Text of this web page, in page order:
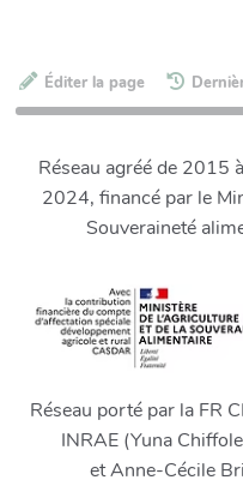
Éditer la page
Réseau agréé de 2015
2024, financé par le
Souveraineté
Réseau porté par la FR
INRAE (Yuna
et Anne-Cécile